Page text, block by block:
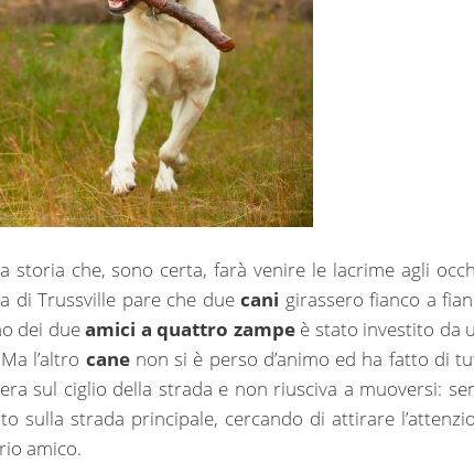
storia che, sono certa, farà venire le lacrime agli
di Trussville pare che due cani girassero fianco a
dei dueamici a quattro zampeè stato investito da
l’altro canenon si è perso d’animo ed ha fatto di
era sul ciglio della strada e non riusciva a muoversi:
sulla strada principale, cercando di attirare
amico.